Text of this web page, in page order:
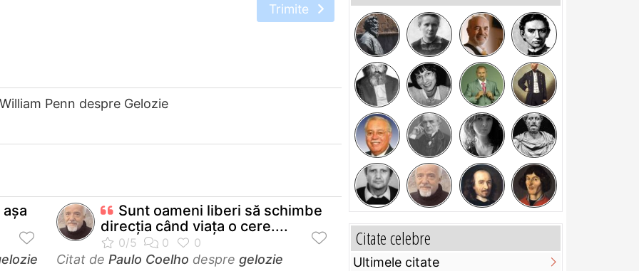
Trimite
Penn despre Gelozie
Sunt oameni liberi să schimbe
direcţia când viaţa o cere....
Citat de Paulo Coelho despre gelozie
Citate celebre
Ultimele citate